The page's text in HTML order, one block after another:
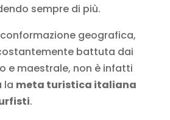
sempre di più.
geografica,
battuta dai
e maestrale, non è infatti
la meta turistica italiana
.